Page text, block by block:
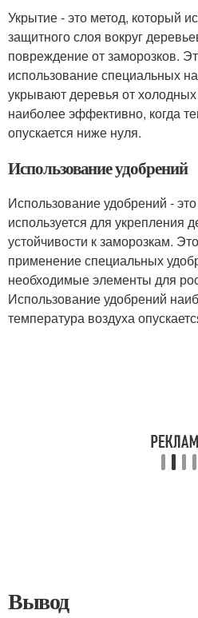
Укрытие - это метод, который
защитного слоя вокруг
повреждение от заморозков.
использование специальных
укрывают деревья от
наиболее эффективно, когда
опускается ниже нуля.
Использование удобрений
Использование удобрений -
используется для укрепления
устойчивости к заморозкам.
применение специальных
необходимые элементы для
Использование удобрений
температура воздуха
Вывод